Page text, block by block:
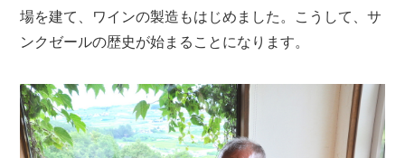
場を建て、ワインの製造もはじめました。こうして、サ
ンクゼールの歴史が始まることになります。